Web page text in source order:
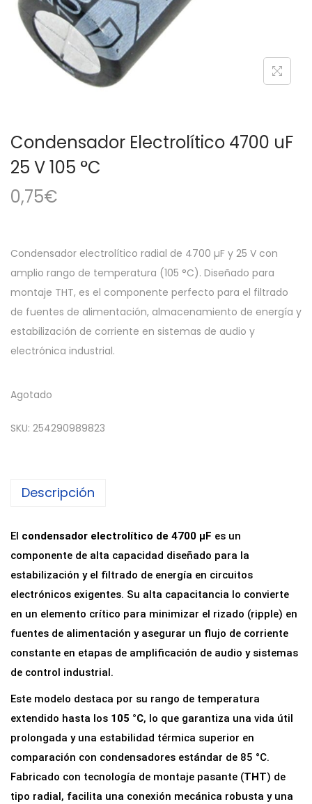
a
c
d
Condensador Electrolítico 4700 uF
25 V 105 °C
0,75€
Condensador electrolítico radial de 4700 µF y 25 V con
amplio rango de temperatura (105 °C). Diseñado para
montaje THT, es el componente perfecto para el filtrado
de fuentes de alimentación, almacenamiento de energía y
estabilización de corriente en sistemas de audio y
electrónica industrial.
Agotado
SKU: 254290989823
Descripción
El condensador electrolítico de 4700 µF es un
componente de alta capacidad diseñado para la
estabilización y el filtrado de energía en circuitos
electrónicos exigentes. Su alta capacitancia lo convierte
en un elemento crítico para minimizar el rizado (ripple) en
fuentes de alimentación y asegurar un flujo de corriente
constante en etapas de amplificación de audio y sistemas
de control industrial.
Este modelo destaca por su rango de temperatura
extendido hasta los 105 °C, lo que garantiza una vida útil
prolongada y una estabilidad térmica superior en
comparación con condensadores estándar de 85 °C.
Fabricado con tecnología de montaje pasante (THT) de
tipo radial, facilita una conexión mecánica robusta y una